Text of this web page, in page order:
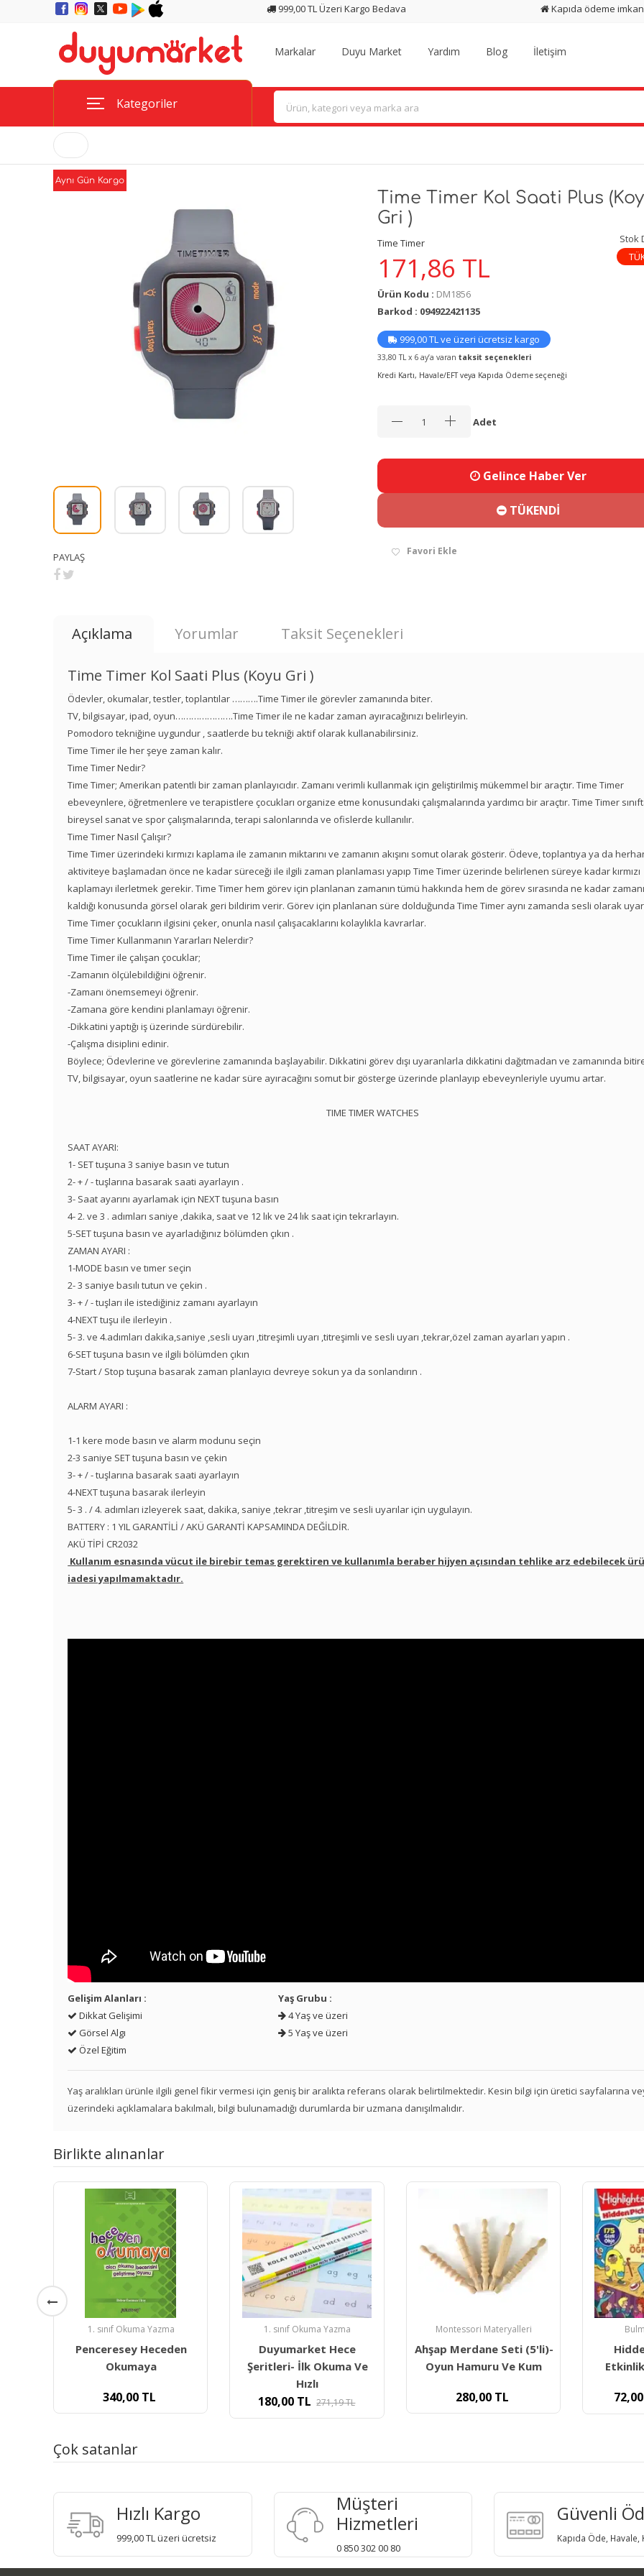
999,00 TL Üzeri Kargo Bedava Kapıda ödeme
Markalar Duyu Market Yardım Blog İletişim
Kategoriler
Aynı Gün Kargo
PAYLAŞ
Time Timer Kol Saati Plus
Gri )
Time Timer
Stok
171,86 TL
Ürün Kodu : DM1856
Barkod : 094922421135
999,00 TL ve üzeri ücretsiz kargo
33,80 TL x 6 ay’a varan taksit seçenekleri
Kredi Kartı, Havale/EFT veya Kapıda Ödeme seçeneği
Adet
Gelince Haber Ver
TÜKENDİ
Favori Ekle
Açıklama Yorumlar Taksit Seçenekleri
Time Timer Kol Saati Plus (Koyu Gri )
Ödevler, okumalar, testler, toplantılar ……….Time Timer ile görevler zamanında biter.
TV, bilgisayar, ipad, oyun………………….Time Timer ile ne kadar zaman ayıracağınızı belirleyin.
Pomodoro tekniğine uygundur , saatlerde bu tekniği aktif olarak kullanabilirsiniz.
Time Timer ile her şeye zaman kalır.
Time Timer Nedir?
Time Timer; Amerikan patentli bir zaman planlayıcıdır. Zamanı verimli kullanmak için geliştirilmiş mükemmel bir araçtır. Time Timer
ebeveynlere, öğretmenlere ve terapistlere çocukları organize etme konusundaki çalışmalarında yardımcı bir araçtır. Time Timer
bireysel sanat ve spor çalışmalarında, terapi salonlarında ve ofislerde kullanılır.
Time Timer Nasıl Çalışır?
Time Timer üzerindeki kırmızı kaplama ile zamanın miktarını ve zamanın akışını somut olarak gösterir. Ödeve, toplantıya ya da
aktiviteye başlamadan önce ne kadar süreceği ile ilgili zaman planlaması yapıp Time Timer üzerinde belirlenen süreye kadar kırmızı
kaplamayı ilerletmek gerekir. Time Timer hem görev için planlanan zamanın tümü hakkında hem de görev sırasında ne kadar
kaldığı konusunda görsel olarak geri bildirim verir. Görev için planlanan süre dolduğunda Time Timer aynı zamanda sesli olarak
Time Timer çocukların ilgisini çeker, onunla nasıl çalışacaklarını kolaylıkla kavrarlar.
Time Timer Kullanmanın Yararları Nelerdir?
Time Timer ile çalışan çocuklar;
-Zamanın ölçülebildiğini öğrenir.
-Zamanı önemsemeyi öğrenir.
-Zamana göre kendini planlamayı öğrenir.
-Dikkatini yaptığı iş üzerinde sürdürebilir.
-Çalışma disiplini edinir.
Böylece; Ödevlerine ve görevlerine zamanında başlayabilir. Dikkatini görev dışı uyaranlarla dikkatini dağıtmadan ve zamanında
TV, bilgisayar, oyun saatlerine ne kadar süre ayıracağını somut bir gösterge üzerinde planlayıp ebeveynleriyle uyumu artar.
TIME TIMER WATCHES
SAAT AYARI:
1- SET tuşuna 3 saniye basın ve tutun
2- + / - tuşlarına basarak saati ayarlayın .
3- Saat ayarını ayarlamak için NEXT tuşuna basın
4- 2. ve 3 . adımları saniye ,dakika, saat ve 12 lık ve 24 lık saat için tekrarlayın.
5-SET tuşuna basın ve ayarladığınız bölümden çıkın .
ZAMAN AYARI :
1-MODE basın ve tımer seçin
2- 3 saniye basılı tutun ve çekin .
3- + / - tuşları ile istediğiniz zamanı ayarlayın
4-NEXT tuşu ile ilerleyin .
5- 3. ve 4.adımları dakika,saniye ,sesli uyarı ,titreşimli uyarı ,titreşimli ve sesli uyarı ,tekrar,özel zaman ayarları yapın .
6-SET tuşuna basın ve ilgili bölümden çıkın
7-Start / Stop tuşuna basarak zaman planlayıcı devreye sokun ya da sonlandırın .
ALARM AYARI :
1-1 kere mode basın ve alarm modunu seçin
2-3 saniye SET tuşuna basın ve çekin
3- + / - tuşlarına basarak saati ayarlayın
4-NEXT tuşuna basarak ilerleyin
5- 3 . / 4. adımları izleyerek saat, dakika, saniye ,tekrar ,titreşim ve sesli uyarılar için uygulayın.
BATTERY : 1 YIL GARANTİLİ / AKÜ GARANTİ KAPSAMINDA DEĞİLDİR.
AKÜ TİPİ CR2032
Kullanım esnasında vücut ile birebir temas gerektiren ve kullanımla beraber hijyen açısından tehlike arz edebilecek
iadesi yapılmamaktadır.
Gelişim Alanları :
Dikkat Gelişimi
Görsel Algı
Özel Eğitim
Yaş Grubu :
4 Yaş ve üzeri
5 Yaş ve üzeri
Yaş aralıkları ürünle ilgili genel fikir vermesi için geniş bir aralıkta referans olarak belirtilmektedir. Kesin bilgi için üretici sayfalarına
üzerindeki açıklamalara bakılmalı, bilgi bulunamadığı durumlarda bir uzmana danışılmalıdır.
Birlikte alınanlar
1. sınıf Okuma Yazma
Penceresey Heceden
Okumaya
340,00 TL
1. sınıf Okuma Yazma
Duyumarket Hece
Şeritleri- İlk Okuma Ve
Hızlı
180,00 TL 271,19TL
Montessori Materyalleri
Ahşap Merdane Seti (5'li)-
Oyun Hamuru Ve Kum
280,00TL 72,00
Çok satanlar
Hızlı Kargo
999,00 TL üzeri ücretsiz
Müşteri
Hizmetleri
0 850 302 00 80
Güvenli
Kapıda Öde, Havale,